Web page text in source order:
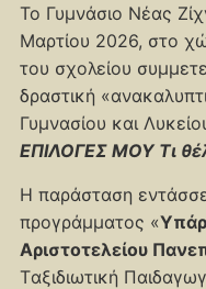
Το Γυμνάσιο Νέας
Μαρτίου 2026, στο
του σχολείου
δραστική
Γυμνασίου και
ΕΠΙΛΟΓΕΣ ΜΟΥ Τι
Η παράσταση
προγράμματος «
Αριστοτελείου
Tαξιδιωτική